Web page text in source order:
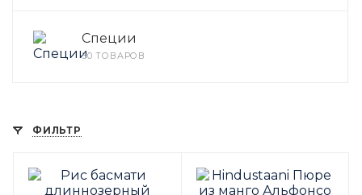
Специи
50 ТОВАРОВ
ФИЛЬТР